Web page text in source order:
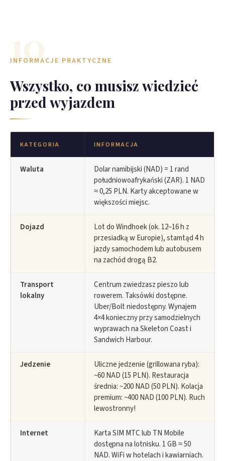
10
INFORMACJE PRAKTYCZNE
Wszystko, co musisz wiedzieć
przed wyjazdem
KATEGORIA INFORMACJA
Waluta
Dolar namibijski (NAD) = 1 rand
południowoafrykański (ZAR). 1 NAD
≈ 0,25 PLN. Karty akceptowane w
większości miejsc.
Dojazd
Lot do Windhoek (ok. 12–16 h z
przesiadką w Europie), stamtąd 4 h
jazdy samochodem lub autobusem
na zachód drogą B2.
Transport
lokalny
Centrum zwiedzasz pieszo lub
rowerem. Taksówki dostępne.
Uber/Bolt niedostępny. Wynajem
4×4 konieczny przy samodzielnych
wyprawach na Skeleton Coast i
Sandwich Harbour.
Jedzenie
Uliczne jedzenie (grillowana ryba):
~60 NAD (15 PLN). Restauracja
średnia: ~200 NAD (50 PLN). Kolacja
premium: ~400 NAD (100 PLN). Ruch
lewostronny!
Internet
Karta SIM MTC lub TN Mobile
dostępna na lotnisku. 1 GB ≈ 50
NAD. WiFi w hotelach i kawiarniach.